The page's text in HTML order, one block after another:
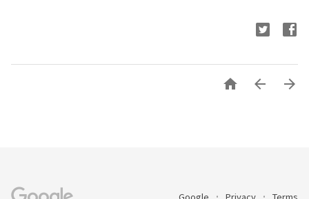
  